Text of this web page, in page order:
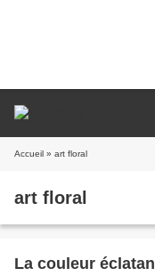
Accueil » art floral
art floral
La couleur